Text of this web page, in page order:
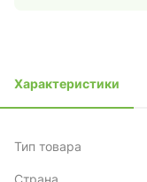
Характеристики
Тип товара
Страна